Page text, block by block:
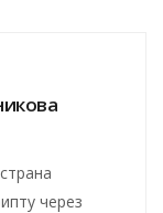
через